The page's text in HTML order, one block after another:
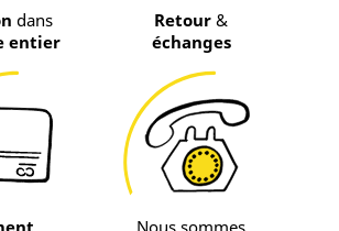
dans
entier
Retour &
échanges
Nous sommes